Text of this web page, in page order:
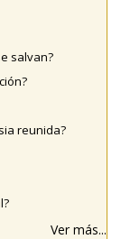
salvan?
reunida?
Ver más...